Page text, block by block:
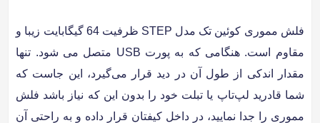
فلش مموری کوئین تک مدل STEP ظرفیت 64 گیگابایت زیبا و
مقاوم است. هنگامی که به پورت USB متصل می‌ شود. تنها
مقدار اندکی از طول آن در دید قرار می‌گیرد، این جاست که
شما قادرید لپ‌تاپ یا تبلت خود را بدون این که نیاز باشد فلش
مموری را جدا نمایید، در داخل کیفتان قرار داده و به راحتی آن‌